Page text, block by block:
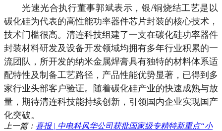
光速光合执行董事郭斌表示，银/铜烧结工艺是以
碳化硅为代表的高性能功率器件芯片封装的核心技术，
技术门槛很高。清连科技组建了一支在碳化硅功率器件
封装材料研发及设备开发领域均拥有多年行业积累的一
流团队，所开发的纳米金属焊膏具有独特的材料体系适
配特性及制备工艺路径，产品性能优势显著，已得到多
家行业头部客户验证。随着碳化硅产业的快速成熟与放
量，期待清连科技能持续创新，引领国内企业实现国产
化突破。
上一篇： 喜报 | 中电科风华公司获批国家级专精特新重点“小